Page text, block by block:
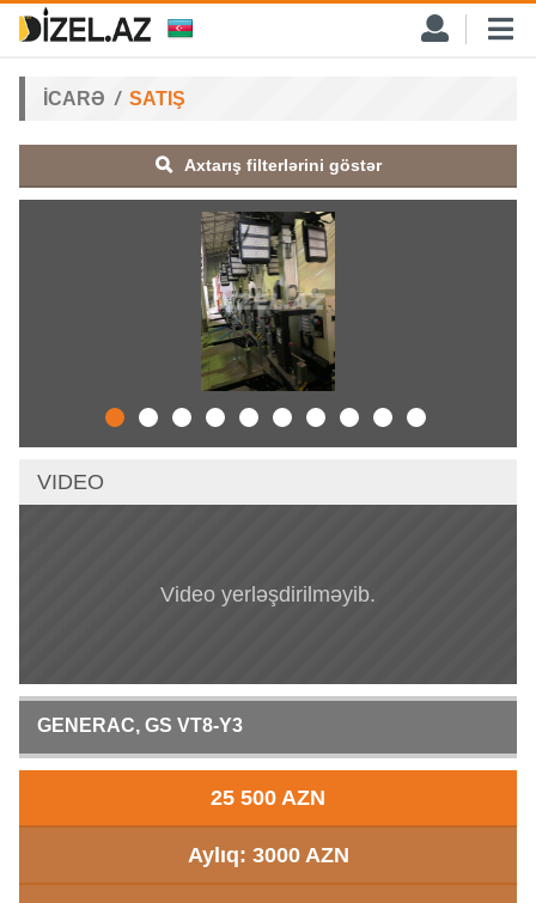
İCARƏ SATIŞ
Axtarış filterlərini göstər
VIDEO
Video yerləşdirilməyib.
GENERAC, GS VT8-Y3
25 500 AZN
Aylıq: 3000 AZN